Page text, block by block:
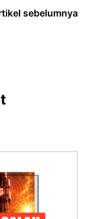
sebelumnya